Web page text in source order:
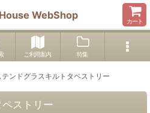
WebShop
カート
ご利用案内 特集
テンドグラスキルトタペストリー
ストリー